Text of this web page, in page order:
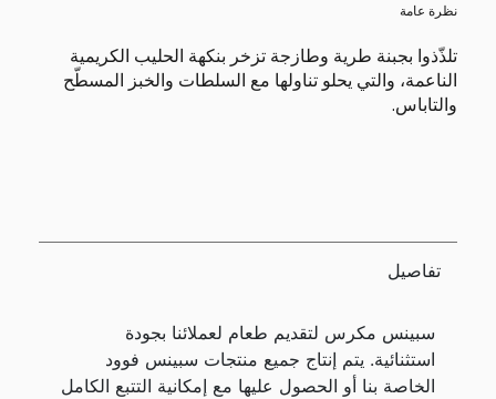
نظرة عامة
تلذّذوا بجبنة طرية وطازجة تزخر بنكهة الحليب الكريمية
الناعمة، والتي يحلو تناولها مع السلطات والخبز المسطّح
والتاباس.
تفاصيل
سبينس مكرس لتقديم طعام لعملائنا بجودة
استثنائية. يتم إنتاج جميع منتجات سبينس فوود
الخاصة بنا أو الحصول عليها مع إمكانية التتبع الكامل